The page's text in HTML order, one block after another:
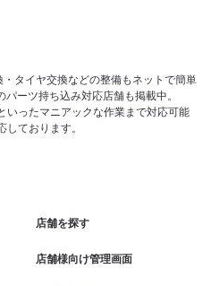
タイヤ交換などの整備もネットで簡単
ーツ持ち込み対応店舗も掲載中。
いったマニアックな作業まで対応可能
ております。
店舗を探す
店舗様向け管理画面